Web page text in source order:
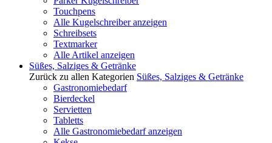
Touchpens
Alle Kugelschreiber anzeigen
Schreibsets
Textmarker
Alle Artikel anzeigen
Süßes, Salziges & Getränke
Zurück zu allen Kategorien Süßes, Salziges & Getränke
Gastronomiebedarf
Bierdeckel
Servietten
Tabletts
Alle Gastronomiebedarf anzeigen